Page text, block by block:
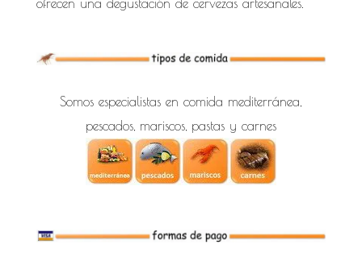
ofrecen una degustación de cervezas artesanales.
Somos especialistas en comida mediterránea,
pescados, mariscos, pastas y carnes